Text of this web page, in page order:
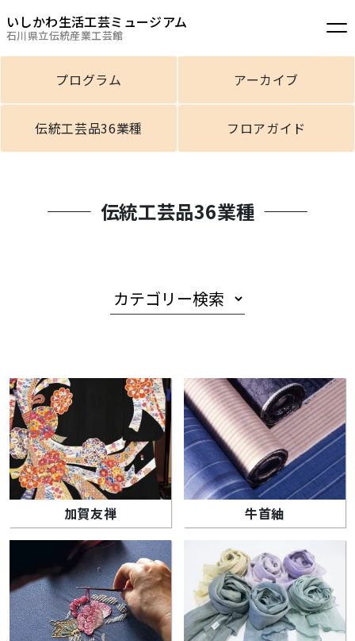
いしかわ生活工芸ミュージアム
石川県立伝統産業工芸館
プログラム アーカイブ
伝統工芸品36業種 フロアガイド
伝統工芸品36業種
加賀友禅 牛首紬